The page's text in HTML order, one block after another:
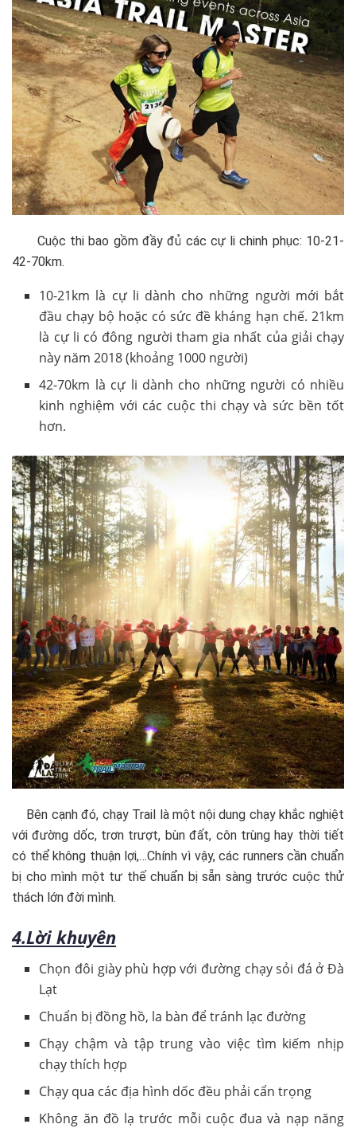
Cuộc thi bao gồm đầy đủ các cự li chinh phục: 10-21-
42-70km.
10-21km là cự li dành cho những người mới bắt
đầu chạy bộ hoặc có sức đề kháng hạn chế. 21km
là cự li có đông người tham gia nhất của giải chạy
này năm 2018 (khoảng 1000 người)
42-70km là cự li dành cho những người có nhiều
kinh nghiệm với các cuộc thi chạy và sức bền tốt
hơn.
Bên cạnh đó, chạy Trail là một nội dung chạy khắc nghiệt
với đường dốc, trơn trượt, bùn đất, côn trùng hay thời tiết
có thể không thuận lợi,…Chính vì vậy, các runners cần chuẩn
bị cho mình một tư thế chuẩn bị sẵn sàng trước cuộc thử
thách lớn đời mình.
4.Lời khuyên
Chọn đôi giày phù hợp với đường chạy sỏi đá ở Đà
Lạt
Chuẩn bị đồng hồ, la bàn để tránh lạc đường
Chạy chậm và tập trung vào việc tìm kiếm nhịp
chạy thích hợp
Chạy qua các địa hình dốc đều phải cẩn trọng
Không ăn đồ lạ trước mỗi cuộc đua và nạp năng